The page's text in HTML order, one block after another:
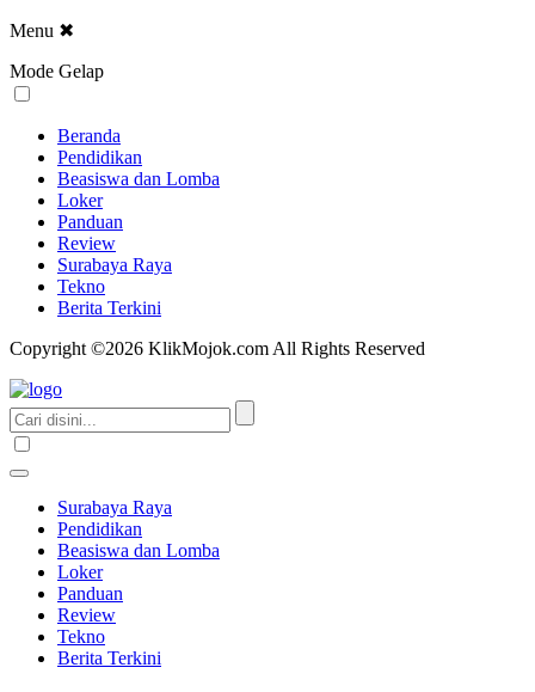
Menu ✖
Mode Gelap
Beranda
Pendidikan
Beasiswa dan Lomba
Loker
Panduan
Review
Surabaya Raya
Tekno
Berita Terkini
Copyright ©2026 KlikMojok.com All Rights Reserved
Surabaya Raya
Pendidikan
Beasiswa dan Lomba
Loker
Panduan
Review
Tekno
Berita Terkini